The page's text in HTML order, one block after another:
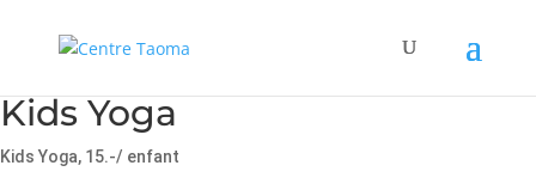
Kids Yoga
Kids Yoga, 15.-/ enfant